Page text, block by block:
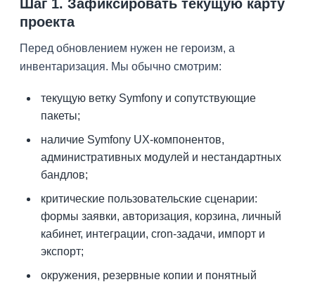
Шаг 1. Зафиксировать текущую карту
проекта
Перед обновлением нужен не героизм, а
инвентаризация. Мы обычно смотрим:
текущую ветку Symfony и сопутствующие
пакеты;
наличие Symfony UX-компонентов,
административных модулей и нестандартных
бандлов;
критические пользовательские сценарии:
формы заявки, авторизация, корзина, личный
кабинет, интеграции, cron-задачи, импорт и
экспорт;
окружения, резервные копии и понятный